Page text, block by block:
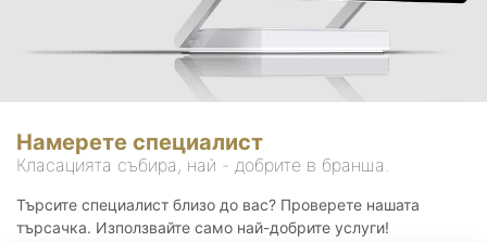
Намерете специалист
Класацията събира, най - добрите в бранша.
Търсите специалист близо до вас? Проверете нашата
търсачка. Използвайте само най-добрите услуги!